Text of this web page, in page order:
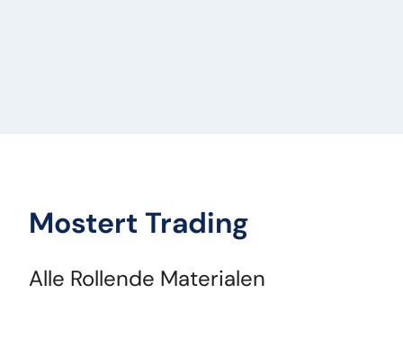
Mostert Trading
Alle Rollende Materialen